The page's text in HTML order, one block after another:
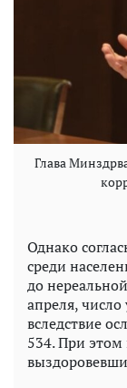
Глава
Однако
среди
до
апреля,
вследствие
534. При этом